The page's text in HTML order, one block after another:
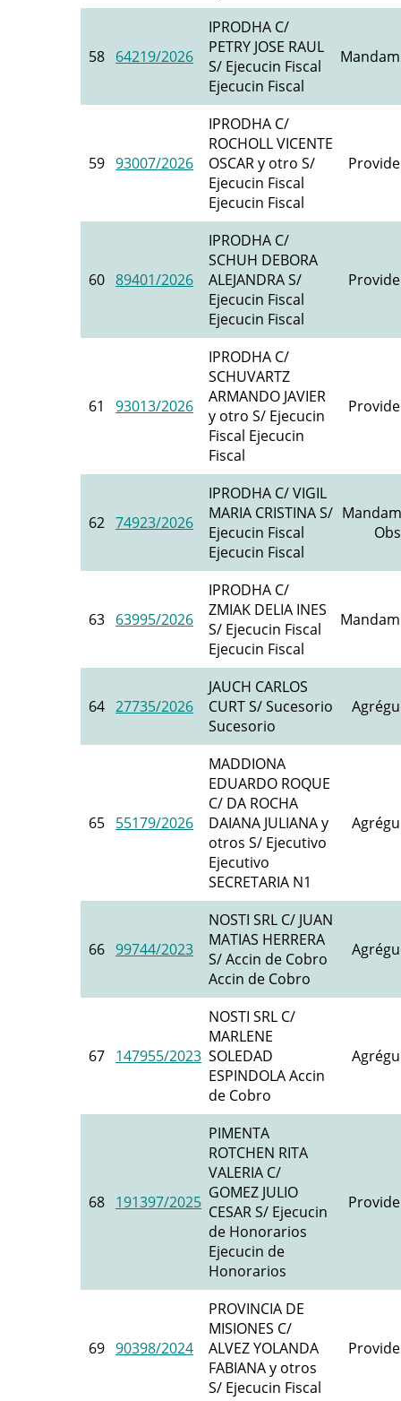
58 64219/2026
IPRODHA C/
PETRY JOSE RAUL
S/ Ejecucin Fiscal
Ejecucin Fiscal
59 93007/2026
IPRODHA C/
ROCHOLL VICENTE
OSCAR y otro S/
Ejecucin Fiscal
Ejecucin Fiscal
60 89401/2026
IPRODHA C/
SCHUH DEBORA
ALEJANDRA S/
Ejecucin Fiscal
Ejecucin Fiscal
61 93013/2026
IPRODHA C/
SCHUVARTZ
ARMANDO JAVIER
y otro S/ Ejecucin
Fiscal Ejecucin
Fiscal
62 74923/2026
IPRODHA C/ VIGIL
MARIA CRISTINA S/
Ejecucin Fiscal
Ejecucin Fiscal
63 63995/2026
IPRODHA C/
ZMIAK DELIA INES
S/ Ejecucin Fiscal
Ejecucin Fiscal
64 27735/2026
JAUCH CARLOS
CURT S/ Sucesorio
Sucesorio
65 55179/2026
MADDIONA
EDUARDO ROQUE
C/ DA ROCHA
DAIANA JULIANA y
otros S/ Ejecutivo
Ejecutivo
SECRETARIA N1
66 99744/2023
NOSTI SRL C/ JUAN
MATIAS HERRERA
S/ Accin de Cobro
Accin de Cobro
67 147955/2023
NOSTI SRL C/
MARLENE
SOLEDAD
ESPINDOLA Accin
de Cobro
68 191397/2025
PIMENTA
ROTCHEN RITA
VALERIA C/
GOMEZ JULIO
CESAR S/ Ejecucin
de Honorarios
Ejecucin de
Honorarios
69 90398/2024
PROVINCIA DE
MISIONES C/
ALVEZ YOLANDA
FABIANA y otros
S/ Ejecucin Fiscal